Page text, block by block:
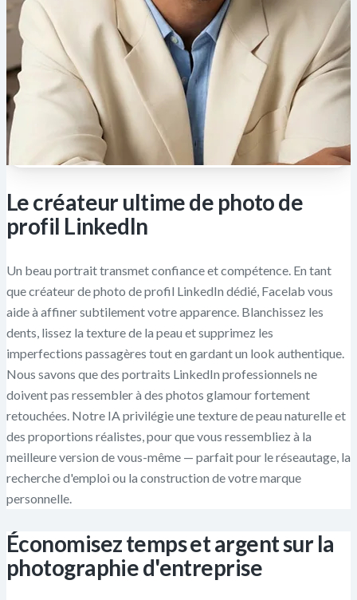
Le créateur ultime de photo de
profil LinkedIn
Un beau portrait transmet confiance et compétence. En tant
que créateur de photo de profil LinkedIn dédié, Facelab vous
aide à affiner subtilement votre apparence. Blanchissez les
dents, lissez la texture de la peau et supprimez les
imperfections passagères tout en gardant un look authentique.
Nous savons que des portraits LinkedIn professionnels ne
doivent pas ressembler à des photos glamour fortement
retouchées. Notre IA privilégie une texture de peau naturelle et
des proportions réalistes, pour que vous ressembliez à la
meilleure version de vous-même — parfait pour le réseautage, la
recherche d'emploi ou la construction de votre marque
personnelle.
Économisez temps et argent sur la
photographie d'entreprise